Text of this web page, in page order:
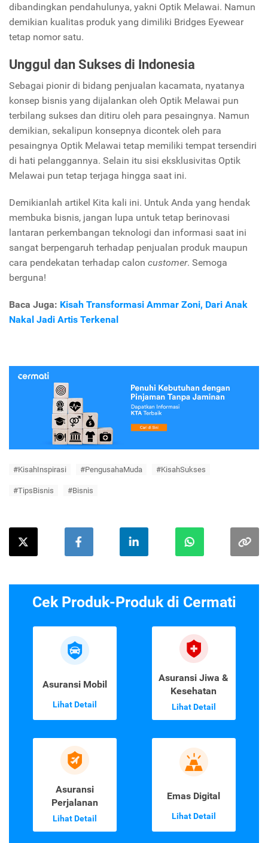
dibandingkan pendahulunya, yakni Optik Melawai. Namun
demikian kualitas produk yang dimiliki Bridges Eyewear
tetap nomor satu.
Unggul dan Sukses di Indonesia
Sebagai pionir di bidang penjualan kacamata, nyatanya
konsep bisnis yang dijalankan oleh Optik Melawai pun
terbilang sukses dan ditiru oleh para pesaingnya. Namun
demikian, sekalipun konsepnya dicontek oleh para
pesaingnya Optik Melawai tetap memiliki tempat tersendiri
di hati pelanggannya. Selain itu sisi eksklusivitas Optik
Melawai pun tetap terjaga hingga saat ini.
Demikianlah artikel Kita kali ini. Untuk Anda yang hendak
membuka bisnis, jangan lupa untuk tetap berinovasi
lantaran perkembangan teknologi dan informasi saat ini
sangat berpengaruh terhadap penjualan produk maupun
cara pendekatan terhadap calon customer. Semoga
berguna!
Baca Juga: Kisah Transformasi Ammar Zoni, Dari Anak
Nakal Jadi Artis Terkenal
#KisahInspirasi #PengusahaMuda #KisahSukses
#TipsBisnis #Bisnis
Cek Produk-Produk di Cermati
Asuransi Mobil
Lihat Detail
Asuransi Jiwa &
Kesehatan
Lihat Detail
Asuransi
Perjalanan
Lihat Detail
Emas Digital
Lihat Detail